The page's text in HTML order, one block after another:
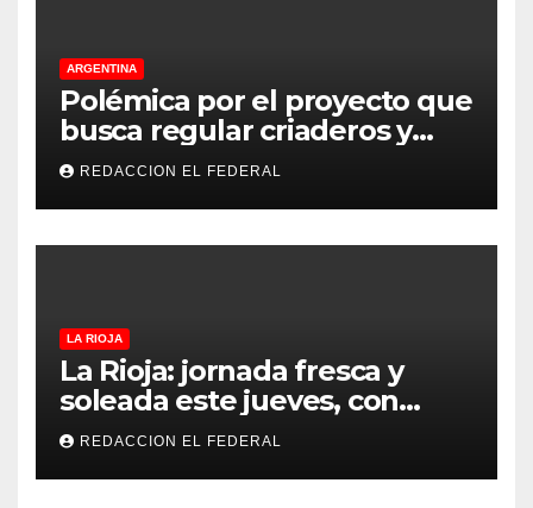
ARGENTINA
Polémica por el proyecto que
busca regular criaderos y
refugios de perros y gatos:
denuncian excesos, mientras
proteccionistas reclaman
controles más duros
REDACCION EL FEDERAL
LA RIOJA
La Rioja: jornada fresca y
soleada este jueves, con
temperaturas estables para
el viernes
REDACCION EL FEDERAL